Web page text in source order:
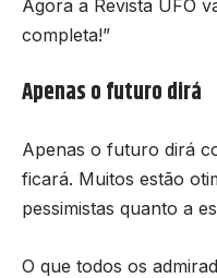
Agora a Revista UFO
completa!”
Apenas o futuro dirá
Apenas o futuro dirá
ficará. Muitos estão
pessimistas quanto a
O que todos os